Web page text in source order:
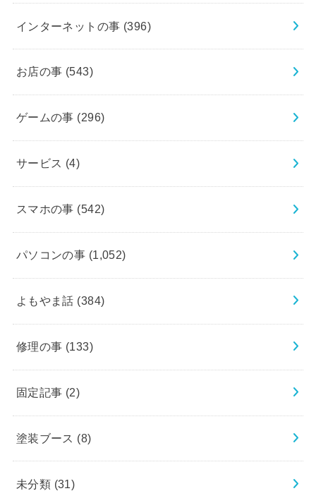
インターネットの事 (396)
お店の事 (543)
ゲームの事 (296)
サービス (4)
スマホの事 (542)
パソコンの事 (1,052)
よもやま話 (384)
修理の事 (133)
固定記事 (2)
塗装ブース (8)
未分類 (31)